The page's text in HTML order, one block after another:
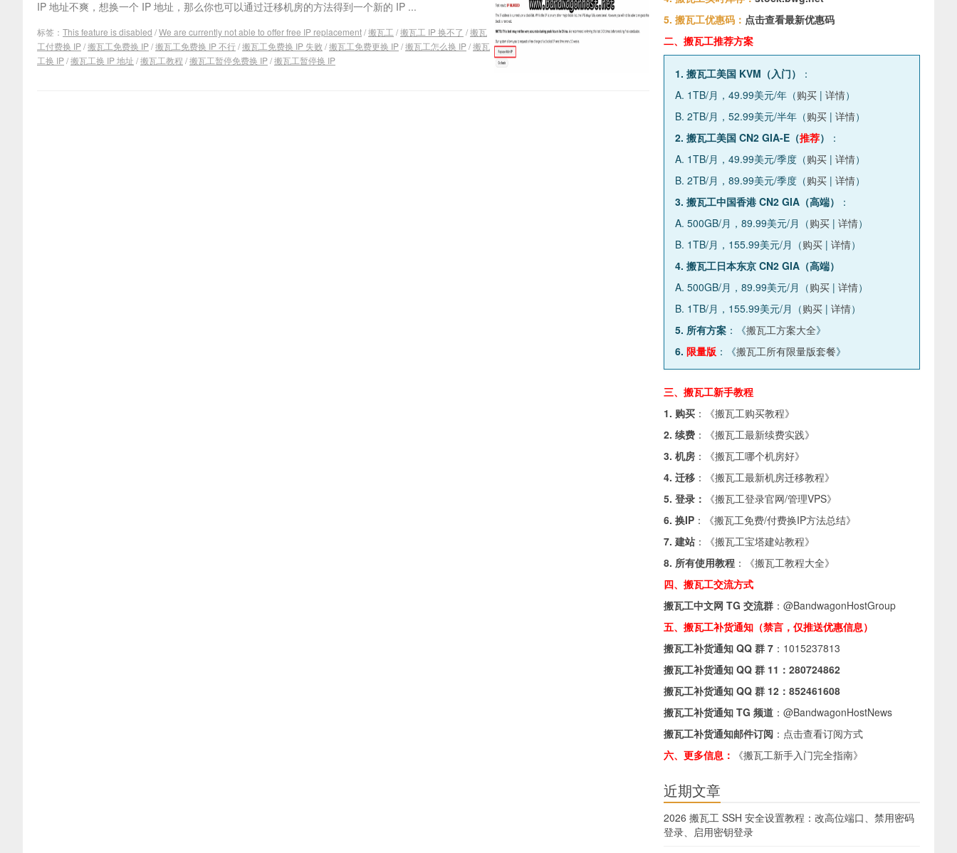
IP 地址不爽，想换一个 IP 地址，那么你也可以通过迁移机房的方法得到一个新的 IP ...
标签： This feature is disabled /We are currently not able to offer free IP replacement/搬瓦工 /搬瓦工 IP 换不了 /搬瓦
工付费换 IP/搬瓦工免费换 IP/搬瓦工免费换 IP 不行/搬瓦工免费换 IP 失败 /搬瓦工免费更换 IP/搬瓦工怎么换 IP/搬瓦
工换 IP/搬瓦工换 IP 地址 /搬瓦工教程 /搬瓦工暂停免费换 IP/搬瓦工暂停换 IP
5. 搬瓦工优惠码： 点击查看最新优惠码
二、搬瓦工推荐方案
1. 搬瓦工美国 KVM（入门）
：
A. 1TB/月，49.99美元/年（购买 | 详情）
B. 2TB/月，52.99美元/半年（购买 | 详情）
2. 搬瓦工美国 CN2 GIA-E（推荐）
：
A. 1TB/月，49.99美元/季度（购买 | 详情）
B. 2TB/月，89.99美元/季度（购买 | 详情）
3. 搬瓦工中国香港 CN2 GIA（高端）
：
A. 500GB/月，89.99美元/月（购买 | 详情）
B. 1TB/月，155.99美元/月（购买 | 详情）
4. 搬瓦工日本东京 CN2 GIA（高端）
A. 500GB/月，89.99美元/月（购买 | 详情）
B. 1TB/月，155.99美元/月（购买 | 详情）
5. 所有方案 ：《搬瓦工方案大全》
6. 限量版 ：《搬瓦工所有限量版套餐》
三、搬瓦工新手教程
1. 购买 ：《搬瓦工购买教程》
2. 续费 ：《搬瓦工最新续费实践》
3. 机房 ：《搬瓦工哪个机房好》
4. 迁移 ：《搬瓦工最新机房迁移教程》
5. 登录：
《搬瓦工登录官网/管理VPS》
6. 换IP ：《搬瓦工免费/付费换IP方法总结》
7. 建站 ：《搬瓦工宝塔建站教程》
8. 所有使用教程 ：《搬瓦工教程大全》
四、搬瓦工交流方式
搬瓦工中文网 TG 交流群 ： @BandwagonHostGroup
五、搬瓦工补货通知（禁言，仅推送优惠信息）
搬瓦工补货通知 QQ 群 7 ： 1015237813
搬瓦工补货通知 QQ 群 11： 280724862
搬瓦工补货通知 QQ 群 12： 852461608
搬瓦工补货通知 TG 频道 ： @BandwagonHostNews
搬瓦工补货通知邮件订阅 ： 点击查看订阅方式
六、更多信息：
《搬瓦工新手入门完全指南》
近期文章
2026 搬瓦工 SSH 安全设置教程：改高位端口、禁用密码
登录、启用密钥登录